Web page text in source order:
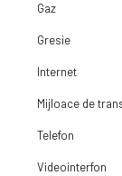
Gaz
Gresie
Internet
Mijloace de
Telefon
Videointerfon